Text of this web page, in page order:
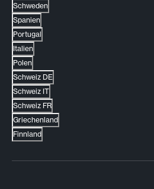
Schweden
Spanien
Portugal
Italien
Polen
Schweiz DE
Schweiz IT
Schweiz FR
Griechenland
Finnland